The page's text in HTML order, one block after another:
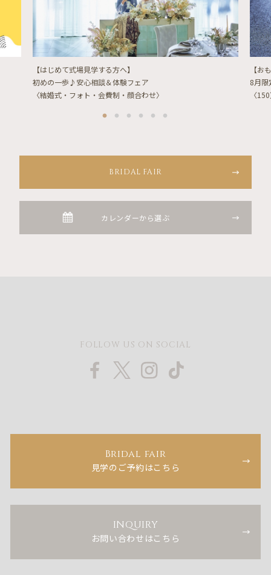
【はじめて式場見学する方へ】
初めの一歩♪安心相談＆体験フェア
〈結婚式・フォト・会費制・顔合わせ〉
【お
8月限
〈
BRIDAL FAIR
カレンダーから選ぶ
FOLLOW US ON SOCIAL
Bridal fair
見学のご予約はこちら
INQUIRY
お問い合わせはこちら